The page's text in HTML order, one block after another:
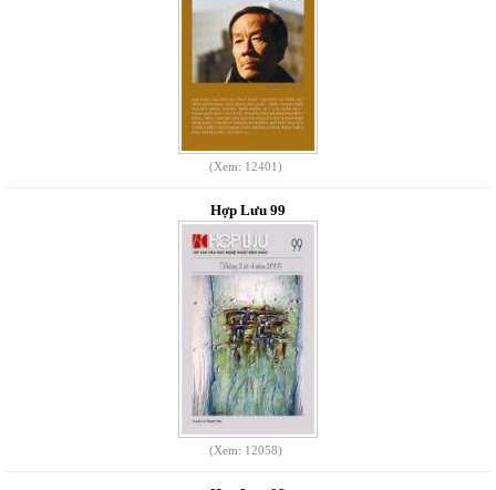
(Xem: 12401)
Hợp Lưu 99
(Xem: 12058)